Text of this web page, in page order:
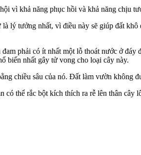
vì khả năng phục hồi và khả năng chịu
lý tưởng nhất, vì điều này sẽ giúp đất
phải có ít nhất một lỗ thoát nước ở
biến nhất gây tử vong cho loại cây này.
chiều sâu của nó. Đất làm vườn không
có thể rắc bột kích thích ra rễ lên thân